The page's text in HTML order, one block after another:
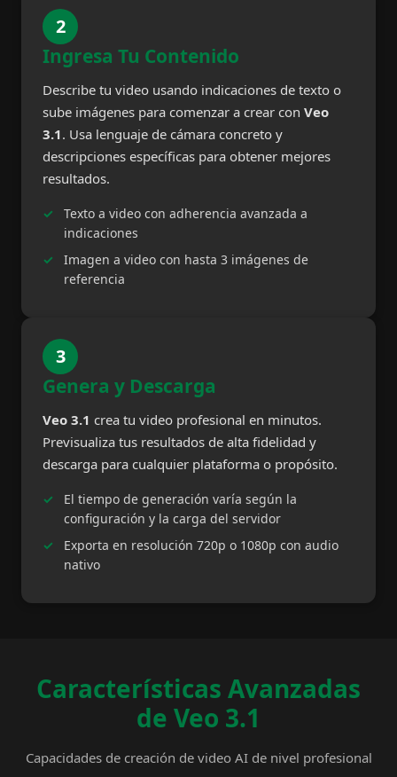
2
Ingresa Tu Contenido
Describe tu video usando indicaciones de texto o
sube imágenes para comenzar a crear con Veo
3.1. Usa lenguaje de cámara concreto y
descripciones específicas para obtener mejores
resultados.
Texto a video con adherencia avanzada a
indicaciones
Imagen a video con hasta 3 imágenes de
referencia
3
Genera y Descarga
Veo 3.1 crea tu video profesional en minutos.
Previsualiza tus resultados de alta fidelidad y
descarga para cualquier plataforma o propósito.
El tiempo de generación varía según la
configuración y la carga del servidor
Exporta en resolución 720p o 1080p con audio
nativo
Características Avanzadas
de Veo 3.1
Capacidades de creación de video AI de nivel profesional